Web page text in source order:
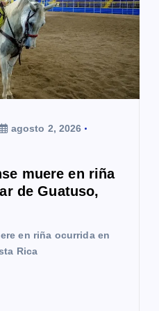
agosto 2, 2026
muere en riña
de Guatuso,
en riña ocurrida en
Rica